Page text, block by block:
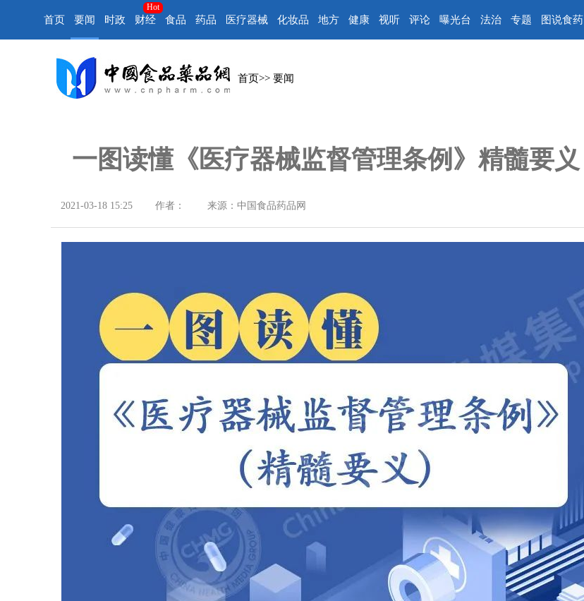
首页 要闻 时政 财经
Hot
食品 药品 医疗器械 化妆品 地方 健康 视听 评论 曝光台 法治 专题 图说食药
首页>> 要闻
一图读懂《医疗器械监督管理条例》精髓要义
2021-03-18 15:25 作者： 来源：中国食品药品网